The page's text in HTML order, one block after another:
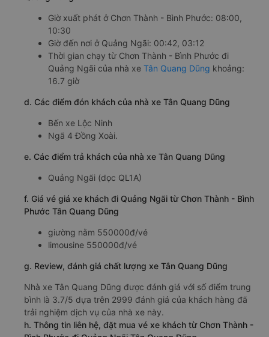
c. Lộ trình, giờ khởi hành và giờ kết thúc của xe khách Tân
Quang Dũng
Giờ xuất phát ở Chơn Thành - Bình Phước: 08:00,
10:30
Giờ đến nơi ở Quảng Ngãi: 00:42, 03:12
Thời gian chạy từ Chơn Thành - Bình Phước đi
16.7 giờ
Ngã 4 Đồng Xoài.
e. Các điểm trả khách của nhà xe Tân Quang Dũng
f. Giá vé giá xe khách đi Quảng Ngãi từ Chơn Thành - Bình
limousine 550000đ/vé
g. Review, đánh giá chất lượng xe Tân Quang Dũng
Nhà xe Tân Quang Dũng được đánh giá với số điểm trung